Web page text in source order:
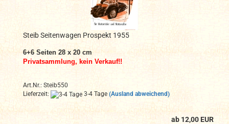
Steib Seitenwagen Prospekt 1955
6+6 Seiten 28 x 20 cm
Privatsammlung, kein Verkauf!!
Art.Nr.: Steib550
Lieferzeit:
3-4 Tage (Ausland abweichend)
ab 12,00 EUR